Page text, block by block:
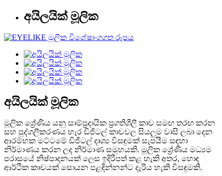
අයිලයික් මූලික
අයිලයික් මූලික
මූලික ශ්‍රේණිය යනු සාම්ප්‍රදායික ප්‍රගතිශීලී කාච සමඟ තරඟ කරන
සහ පුද්ගලීකරණය හැර ඩිජිටල් කාචවල සියලුම වාසි ලබා දෙන
ආරම්භක මට්ටමේ ඩිජිටල් දෘශ්‍ය විසඳුමක් සැපයීම සඳහා
නිර්මාණය කරන ලද නිර්මාණ සමූහයකි. මූලික ශ්‍රේණිය මධ්‍යම
පරාසයේ නිෂ්පාදනයක් ලෙස ඉදිරිපත් කළ හැකි අතර, හොඳ
ආර්ථික කාචයක් සොයන පළඳින්නන්ට දැරිය හැකි විසඳුමකි.